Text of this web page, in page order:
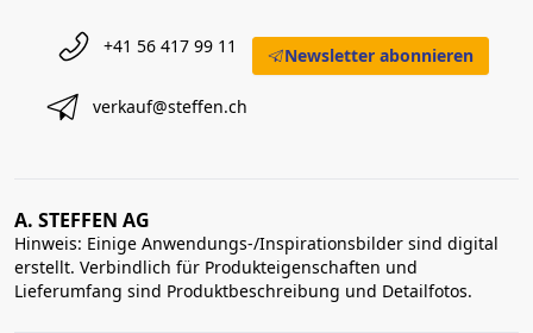
+41 56 417 99 11
verkauf@steffen.ch
Newsletter abonnieren
A. STEFFEN AG
Hinweis: Einige Anwendungs-/Inspirationsbilder sind digital
erstellt. Verbindlich für Produkteigenschaften und
Lieferumfang sind Produktbeschreibung und Detailfotos.